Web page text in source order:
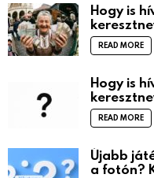
Hogy is
READ MORE
Hogy is
READ MORE
Újabb
a fotón?